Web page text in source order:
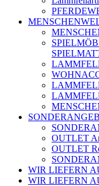
OUTLET
OUTLET
WIR LIEFERN
WIR LIEFERN